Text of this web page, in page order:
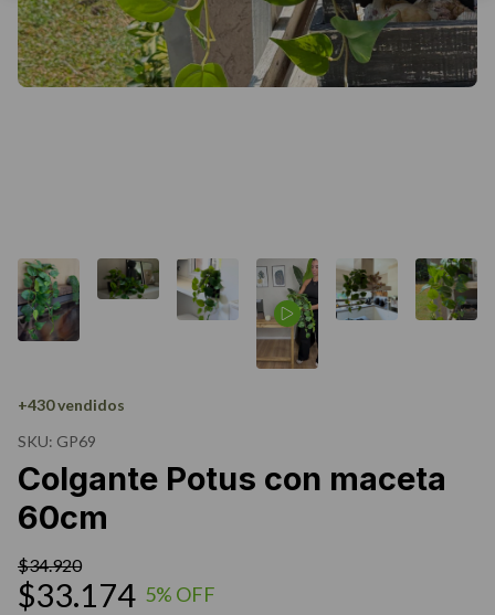
+430 vendidos
SKU: GP69
Colgante Potus con maceta
60cm
$34.920
$33.174 5% OFF